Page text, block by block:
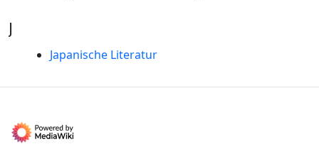
J
Japanische Literatur